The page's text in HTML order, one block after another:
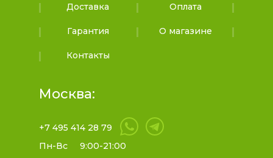
Доставка Оплата
Гарантия О магазине
Контакты
Москва:
+7 495 414 28 79
Пн-Вс
9:00-21:00